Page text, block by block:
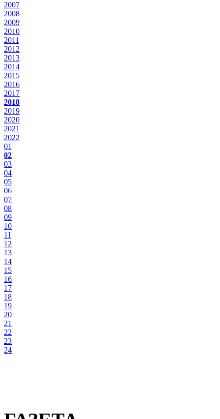
2007
2008
2009
2010
2011
2012
2013
2014
2015
2016
2017
2018
2019
2020
2021
2022
01
02
03
04
05
06
07
08
09
10
11
12
13
14
15
16
17
18
19
20
21
22
23
24